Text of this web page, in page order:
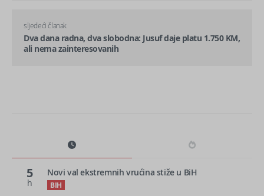
sljedeći članak
Dva dana radna, dva slobodna: Jusuf daje platu 1.750 KM,
ali nema zainteresovanih
5
h
Novi val ekstremnih vrućina stiže u BiH
BIH